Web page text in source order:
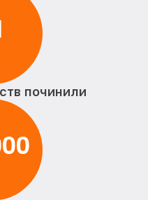
починили
00